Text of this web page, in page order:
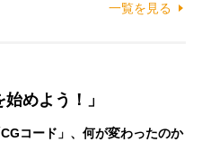
一覧を見る
めよう！」
コード」、何が変わったのか